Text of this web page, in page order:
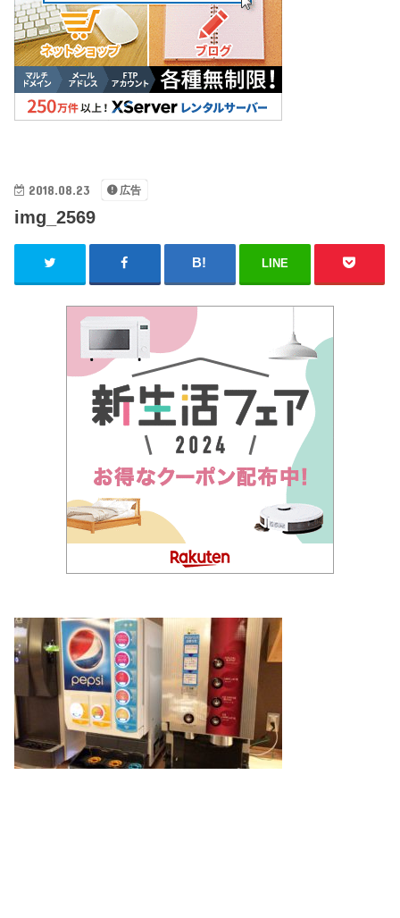
2018.08.23 広告
img_2569
LINE